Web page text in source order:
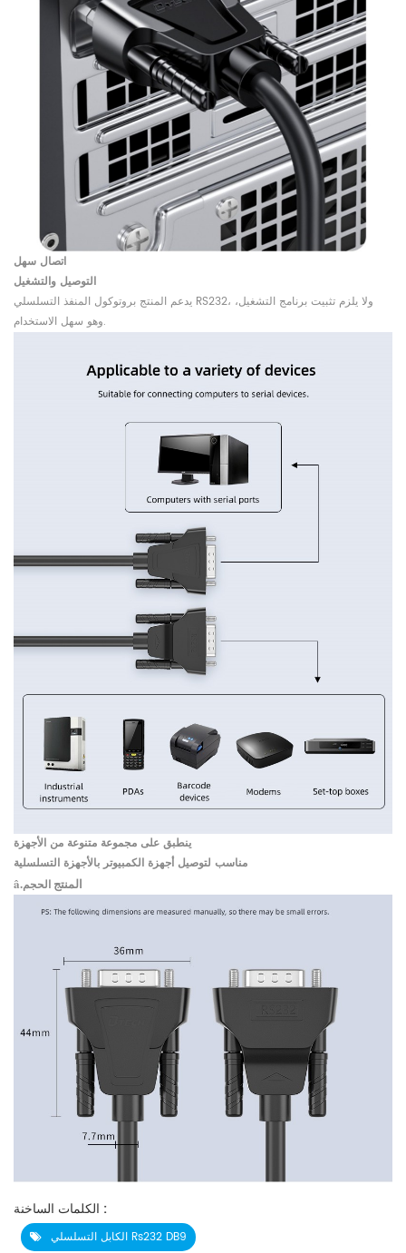
اتصال سهل
التوصيل والتشغيل
يدعم المنتج بروتوكول المنفذ التسلسلي RS232، ولا يلزم تثبيت برنامج التشغيل،
وهو سهل الاستخدام.
ينطبق على مجموعة متنوعة من الأجهزة
مناسب لتوصيل أجهزة الكمبيوتر بالأجهزة التسلسلية
â.المنتج الحجم
الكلمات الساخنة :
الكابل التسلسلي Rs232 DB9